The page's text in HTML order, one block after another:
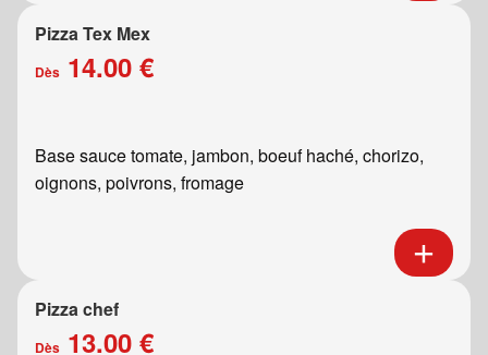
Pizza Tex Mex
Dès 14.00 €
Base sauce tomate, jambon, boeuf haché, chorizo,
oignons, poivrons, fromage
Pizza chef
Dès 13.00 €